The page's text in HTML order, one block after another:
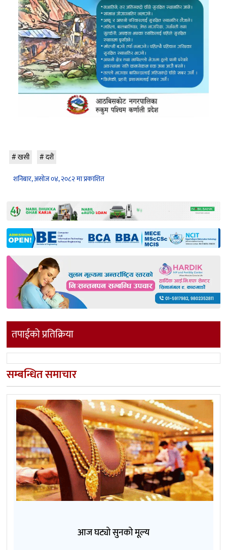
खसी
दशैं
शनिबार, असोज ०४, २०८२ मा प्रकाशित
तपाईको प्रतिक्रिया
सम्बन्धित समाचार
आज घट्यो सुनको मूल्य